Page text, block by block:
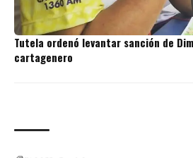
Tutela ordenó levantar sanción de
cartagenero